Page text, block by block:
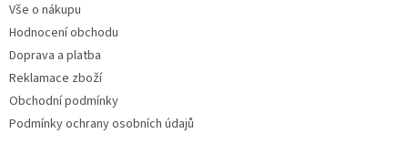
Vše o nákupu
Hodnocení obchodu
Doprava a platba
Reklamace zboží
Obchodní podmínky
Podmínky ochrany osobních údajů